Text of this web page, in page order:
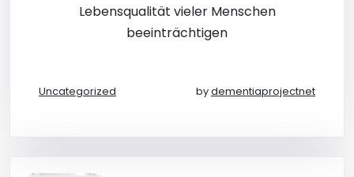
Lebensqualität vieler Menschen
beeinträchtigen
Uncategorized bydementiaprojectnet